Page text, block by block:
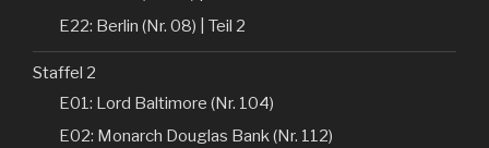
E22: Berlin (Nr. 08) | Teil 2
Staffel 2
E01: Lord Baltimore (Nr. 104)
E02: Monarch Douglas Bank (Nr. 112)